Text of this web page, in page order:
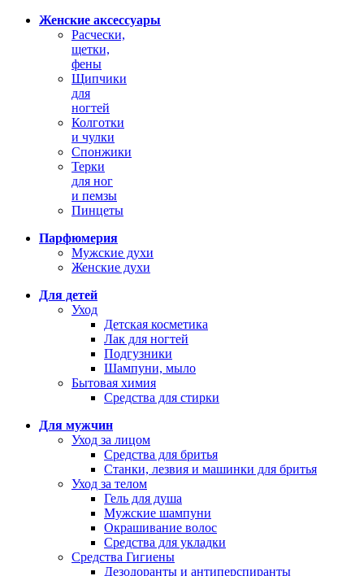
Женские аксессуары
Расчески,
щетки,
фены
Щипчики
для
ногтей
Колготки
и чулки
Спонжики
Терки
для ног
и пемзы
Пинцеты
Парфюмерия
Мужские духи
Женские духи
Для детей
Уход
Детская косметика
Лак для ногтей
Подгузники
Шампуни, мыло
Бытовая химия
Средства для стирки
Для мужчин
Уход за лицом
Средства для бритья
Станки, лезвия и машинки для бритья
Уход за телом
Гель для душа
Мужские шампуни
Окрашивание волос
Средства для укладки
Средства Гигиены
Дезодоранты и антиперспиранты